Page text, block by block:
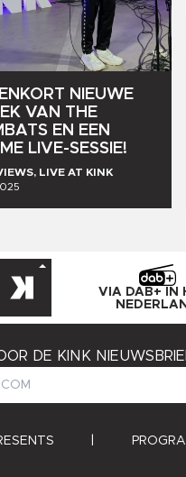
NIEUWE
VAN THE
EN
EEN
LIVE-SESSIE!
LIVE AT KINK
VIA DAB+ IN
DE KINK